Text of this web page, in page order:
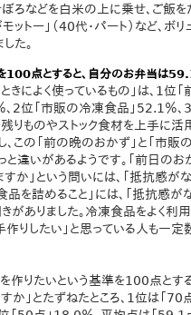
ろなどを白米の上に乗せ、ご飯を
ットー」（40代・パート）など、ボ
た。
100点とすると、自分のお弁当は
ときによく使っているもの」は、1位
2位「市販の冷凍食品」52.1％、3
りものやストック食材を上手に活
、この「前の晩のおかず」と「市
と違いがあるようです。「前日のお
か」という問いには、「抵抗感が
品を詰めること」には、「抵抗感が
がありました。冷凍食品をよく利
作りしたい」と思っている人も一
を作りたいという基準を100点とす
か」とたずねたところ、1位は「